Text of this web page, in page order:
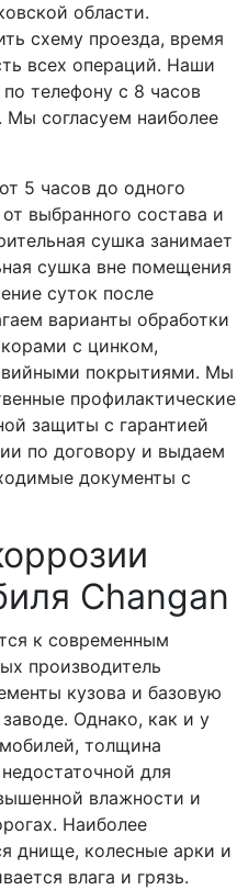
области.
схему проезда, время
всех операций. Наши
телефону с 8 часов
согласуем наиболее
5 часов до одного
выбранного состава и
сушка занимает
сушка вне помещения
суток после
варианты обработки
с цинком,
покрытиями. Мы
профилактические
защиты с гарантией
по договору и выдаем
документы с
Changan
к современным
производитель
кузова и базовую
Однако, как и у
толщина
для
влажности и
Наиболее
днище, колесные арки и
влага и грязь.